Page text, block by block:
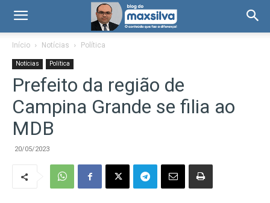
Início Notícias Política
Notícias Política
Prefeito da região de
Campina Grande se filia ao
MDB
20/05/2023